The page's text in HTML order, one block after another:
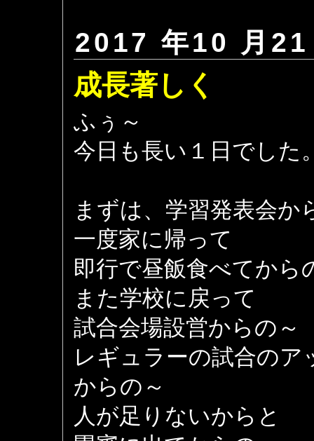
2017 年10 月
成長著しく
ふぅ～
今日も長い１日でした
まずは、学習発表会か
一度家に帰って
即行で昼飯食べてから
また学校に戻って
試合会場設営からの～
レギュラーの試合のア
からの～
人が足りないからと